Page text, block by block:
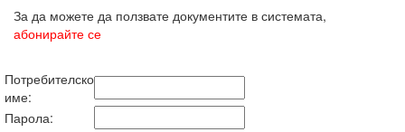
За да можете да ползвате документите в системата,
абонирайте се
Потребителско
име:
Парола: